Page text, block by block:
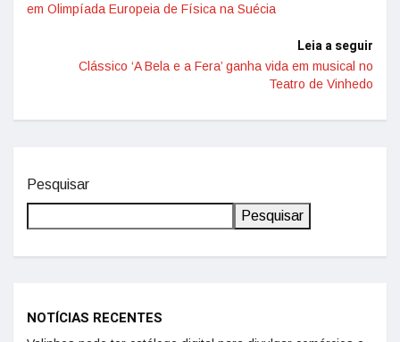
em Olimpíada Europeia de Física na Suécia
Leia a seguir
Clássico ‘A Bela e a Fera’ ganha vida em musical no
Teatro de Vinhedo
Pesquisar
Pesquisar
NOTÍCIAS RECENTES